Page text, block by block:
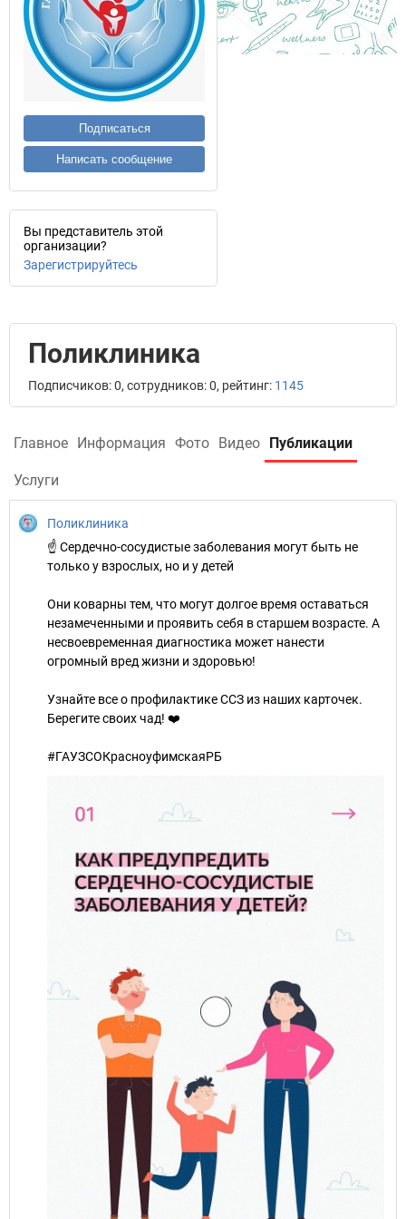
Подписаться
Написать сообщение
Вы представитель этой
организации?
Зарегистрируйтесь
Поликлиника
Подписчиков: 0, сотрудников: 0, рейтинг: 1145
Главное Информация Фото Видео Публикации
Услуги
Поликлиника
☝ Сердечно-сосудистые заболевания могут быть не
только у взрослых, но и у детей
Они коварны тем, что могут долгое время оставаться
незамеченными и проявить себя в старшем возрасте. А
несвоевременная диагностика может нанести
огромный вред жизни и здоровью!
Узнайте все о профилактике ССЗ из наших карточек.
Берегите своих чад! ❤️
#ГАУЗСОКрасноуфимскаяРБ